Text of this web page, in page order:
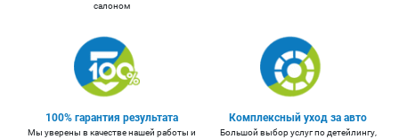
салоном
100% гарантия результата
Мы уверены в качестве нашей работы и
Комплексный уход за авто
Большой выбор услуг по детейлингу,